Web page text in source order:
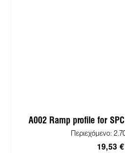
A002 Ramp profile for
Περιεχόμενο:
19,53 €